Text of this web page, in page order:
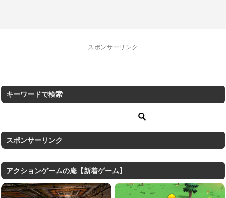
スポンサーリンク
キーワードで検索
スポンサーリンク
アクションゲームの庵【新着ゲーム】